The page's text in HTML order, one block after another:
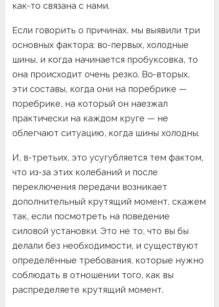
как-то связана с нами.
Если говорить о причинах, мы выявили три
основных фактора: во-первых, холодные
шины, и когда начинается пробуксовка, то
она происходит очень резко. Во-вторых,
эти составы, когда они на поребрике —
поребрике, на который он наезжал
практически на каждом круге — не
облегчают ситуацию, когда шины холодны.
И, в-третьих, это усугубляется тем фактом,
что из-за этих колебаний и после
переключения передачи возникает
дополнительный крутящий момент, скажем
так, если посмотреть на поведение
силовой установки. Это не то, что вы бы
делали без необходимости, и существуют
определённые требования, которые нужно
соблюдать в отношении того, как вы
распределяете крутящий момент.